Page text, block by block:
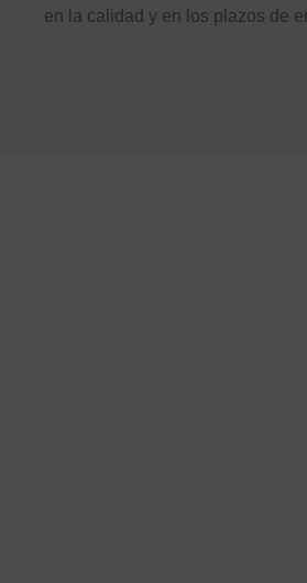
en la calidad y en los plazos de